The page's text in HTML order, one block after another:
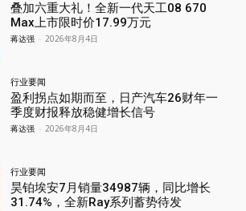
叠加六重大礼！全新一代天工08 670
Max上市限时价17.99万元
蒋达强 - 2026年8月4日
行业要闻
盈利拐点如期而至，日产汽车26财年一
季度财报释放稳健增长信号
蒋达强 - 2026年8月4日
行业要闻
昊铂埃安7月销量34987辆，同比增长
31.74%，全新Ray系列蓄势待发